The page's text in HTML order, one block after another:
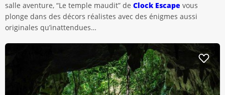
salle aventure, “Le temple maudit” de Clock Escape vous
plonge dans des décors réalistes avec des énigmes aussi
originales qu’inattendues…